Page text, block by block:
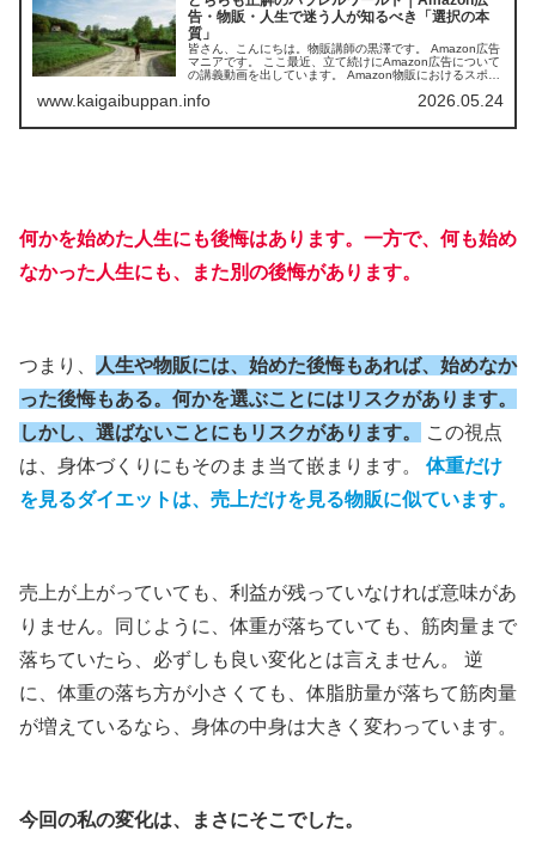
告・物販・人生で迷う人が知るべき「選択の本
質」
皆さん、こんにちは。物販講師の黒澤です。 Amazon広告
マニアです。 ここ最近、立て続けにAmazon広告について
の講義動画を出しています。 Amazon物販におけるスポン
CPC、...
www.kaigaibuppan.info 2026.05.24
何かを始めた人生にも後悔はあります。一方で、何も始め
なかった人生にも、また別の後悔があります。
つまり、
人生や物販には、始めた後悔もあれば、始めなか
った後悔もある。何かを選ぶことにはリスクがあります。
しかし、選ばないことにもリスクがあります。
この視点
は、身体づくりにもそのまま当て嵌まります。 体重だけ
を見るダイエットは、売上だけを見る物販に似ています。
売上が上がっていても、利益が残っていなければ意味があ
りません。同じように、体重が落ちていても、筋肉量まで
落ちていたら、必ずしも良い変化とは言えません。 逆
に、体重の落ち方が小さくても、体脂肪量が落ちて筋肉量
が増えているなら、身体の中身は大きく変わっています。
今回の私の変化は、まさにそこでした。